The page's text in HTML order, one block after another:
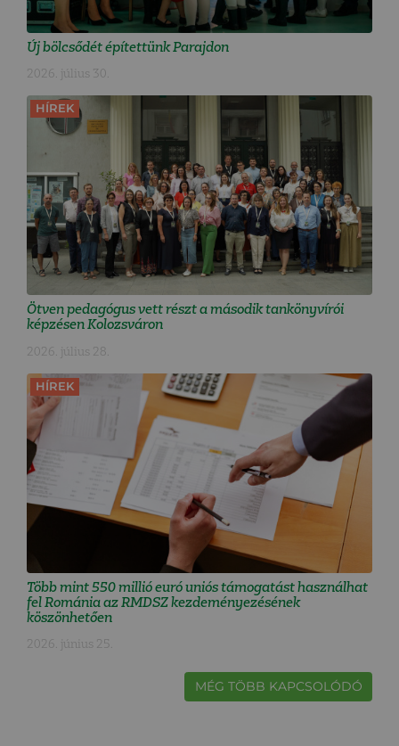
Új bölcsődét építettünk Parajdon
2026. július 30.
HÍREK
Ötven pedagógus vett részt a második tankönyvírói
képzésen Kolozsváron
2026. július 28.
HÍREK
Több mint 550 millió euró uniós támogatást használhat
fel Románia az RMDSZ kezdeményezésének
köszönhetően
2026. június 25.
MÉG TÖBB KAPCSOLÓDÓ